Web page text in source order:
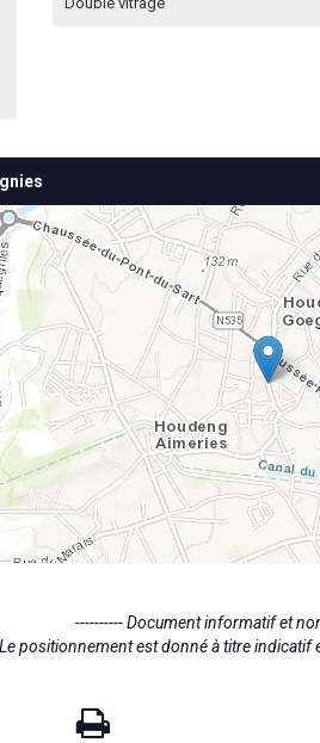
---------- Document informatif et
Le positionnement est donné à titre indicatif